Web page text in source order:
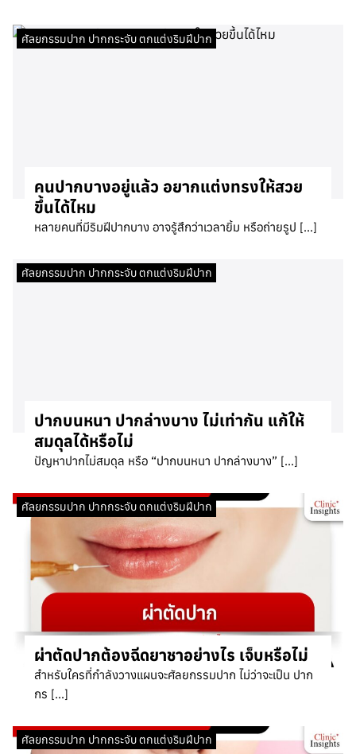
ศัลยกรรมปาก ปากกระจับ ตกแต่งริมฝีปาก
คนปากบางอยู่แล้ว อยากแต่งทรงให้สวย
ขึ้นได้ไหม
หลายคนที่มีริมฝีปากบาง อาจรู้สึกว่าเวลายิ้ม หรือถ่ายรูป […]
ศัลยกรรมปาก ปากกระจับ ตกแต่งริมฝีปาก
ปากบนหนา ปากล่างบาง ไม่เท่ากัน แก้ให้
สมดุลได้หรือไม่
ปัญหาปากไม่สมดุล หรือ “ปากบนหนา ปากล่างบาง” […]
ศัลยกรรมปาก ปากกระจับ ตกแต่งริมฝีปาก
ผ่าตัดปากต้องฉีดยาชาอย่างไร เจ็บหรือไม่
สำหรับใครที่กำลังวางแผนจะศัลยกรรมปาก ไม่ว่าจะเป็น ปาก
กร […]
ศัลยกรรมปาก ปากกระจับ ตกแต่งริมฝีปาก